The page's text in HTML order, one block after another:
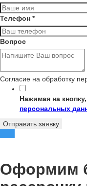
Телефон *
Вопрос
Согласие на обработку
Нажимая на
персональных
Отправить заявку
Оформим